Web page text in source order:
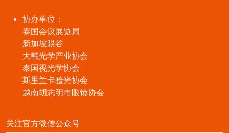
协办单位：
泰国会议展览局
新加坡眼谷
大韩光学产业协会
泰国视光学协会
斯里兰卡验光协会
越南胡志明市眼镜协会
关注官方微信公众号